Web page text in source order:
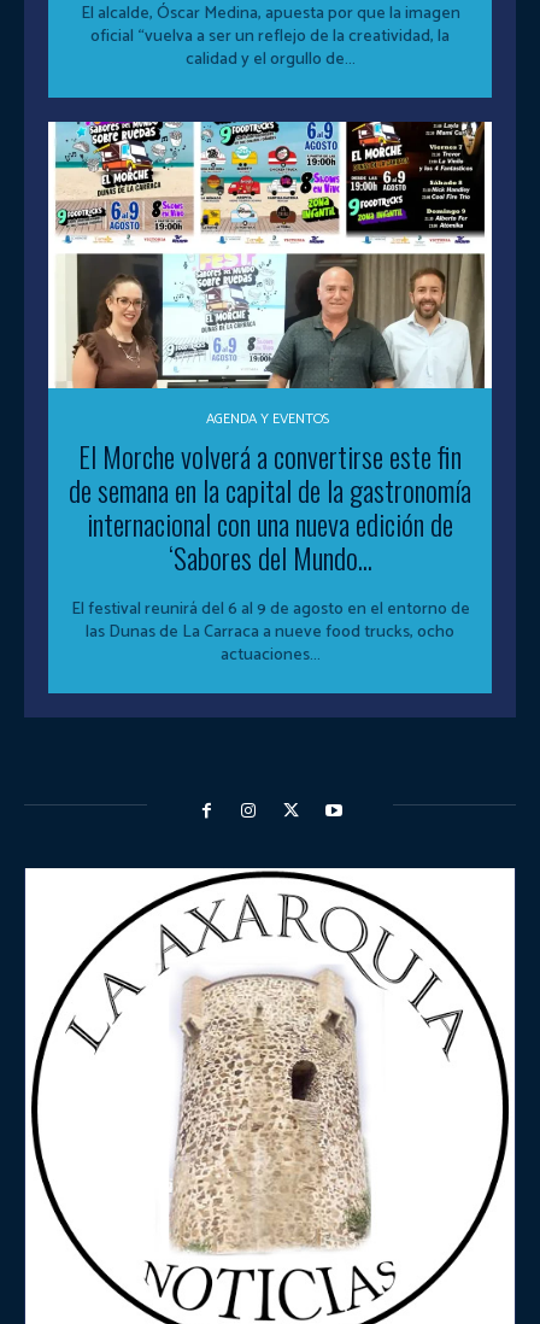
El alcalde, Óscar Medina, apuesta por que la imagen
oficial “vuelva a ser un reflejo de la creatividad, la
calidad y el orgullo de...
AGENDA Y EVENTOS
El Morche volverá a convertirse este fin
de semana en la capital de la gastronomía
internacional con una nueva edición de
‘Sabores del Mundo...
El festival reunirá del 6 al 9 de agosto en el entorno de
las Dunas de La Carraca a nueve food trucks, ocho
actuaciones...